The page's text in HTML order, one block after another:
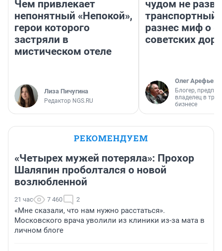
Чем привлекает
непонятный «Непокой»,
герои которого
застряли в
мистическом отеле
Лиза Пичугина
Редактор NGS.RU
чудом не
транспортный
разнес миф о
советских
Олег Арефьев
Блогер,
владелец в
бизнесе
РЕКОМЕНДУЕМ
«Четырех мужей потеряла»: Прохор
Шаляпин проболтался о новой
возлюбленной
21 час 7 460 2
«Мне сказали, что нам нужно расстаться».
Московского врача уволили из клиники из-за мата в
личном блоге